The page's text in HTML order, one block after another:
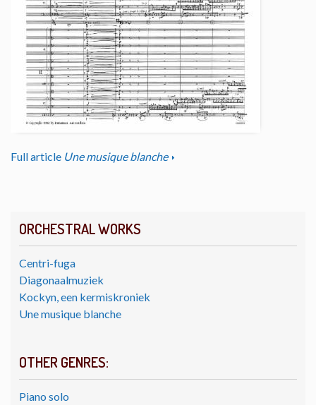
ORCHESTRAL WORKS
Centri-fuga
Diagonaalmuziek
Kockyn, een kermiskroniek
Une musique blanche
OTHER GENRES:
Piano solo
Full article Une musique blanche